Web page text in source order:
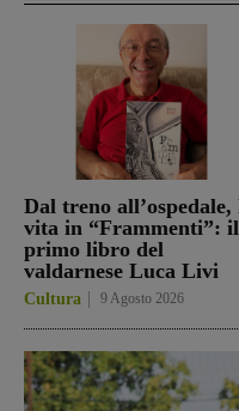
Dal treno all’ospedale,
vita in “Frammenti”: il
primo libro del
valdarnese Luca Livi
Cultura 9 Agosto 2026